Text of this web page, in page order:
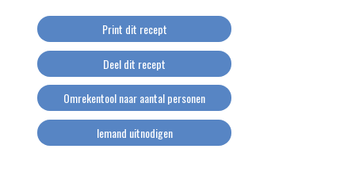
Print dit recept
Deel dit recept
Omrekentool naar aantal personen
Iemand uitnodigen